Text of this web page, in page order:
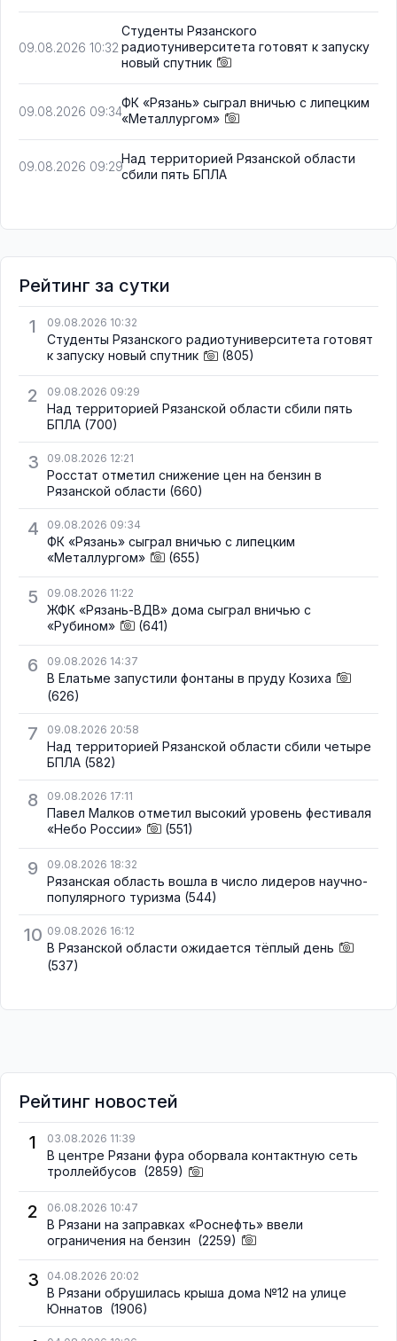
09.08.2026 10:32
Студенты Рязанского
радиотуниверситета готовят к запуску
новый спутник
09.08.2026 09:34
ФК «Рязань» сыграл вничью с липецким
«Металлургом»
09.08.2026 09:29
Над территорией Рязанской области
сбили пять БПЛА
Рейтинг за сутки
1
09.08.2026 10:32
Студенты Рязанского радиотуниверситета готовят
к запуску новый спутник
(805)
2 09.08.2026 09:29
Над территорией Рязанской области сбили пять
БПЛА (700)
3 09.08.2026 12:21
Росстат отметил снижение цен на бензин в
Рязанской области (660)
4 09.08.2026 09:34
ФК «Рязань» сыграл вничью с липецким
«Металлургом»
(655)
5 09.08.2026 11:22
ЖФК «Рязань-ВДВ» дома сыграл вничью с
«Рубином»
(641)
6 09.08.2026 14:37
В Елатьме запустили фонтаны в пруду Козиха
(626)
7 09.08.2026 20:58
Над территорией Рязанской области сбили четыре
БПЛА (582)
8 09.08.2026 17:11
Павел Малков отметил высокий уровень фестиваля
«Небо России»
(551)
9 09.08.2026 18:32
Рязанская область вошла в число лидеров научно-
популярного туризма (544)
10 09.08.2026 16:12
В Рязанской области ожидается тёплый день
(537)
Рейтинг новостей
1
03.08.2026 11:39
В центре Рязани фура оборвала контактную сеть
троллейбусов (2859)
2 06.08.2026 10:47
В Рязани на заправках «Роснефть» ввели
ограничения на бензин (2259)
3 04.08.2026 20:02
В Рязани обрушилась крыша дома №12 на улице
Юннатов (1906)